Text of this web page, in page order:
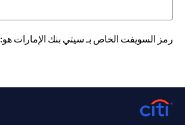
رمز السويفت الخاص بـ سيتي بنك الإمارات هو: CITIAEAD